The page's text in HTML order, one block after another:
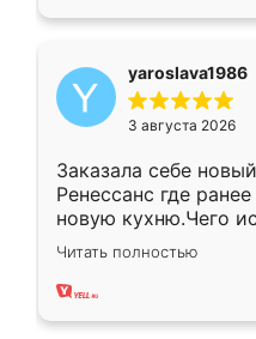
yaroslava1986
3 августа 2026
Заказала себе
Ренессанс где
новую кухню.Чего
вполне довольна.
два года, нареканий
Читать полностью